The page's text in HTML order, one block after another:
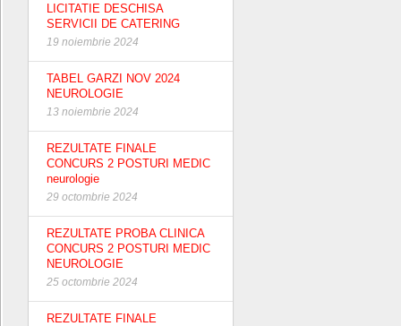
LICITATIE DESCHISA
SERVICII DE CATERING
19 noiembrie 2024
TABEL GARZI NOV 2024
NEUROLOGIE
13 noiembrie 2024
REZULTATE FINALE
CONCURS 2 POSTURI MEDIC
neurologie
29 octombrie 2024
REZULTATE PROBA CLINICA
CONCURS 2 POSTURI MEDIC
NEUROLOGIE
25 octombrie 2024
REZULTATE FINALE